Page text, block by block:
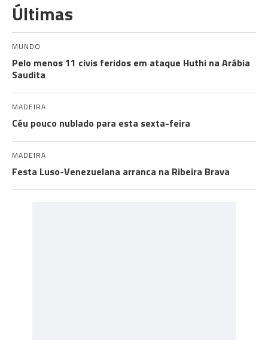
Últimas
MUNDO
Pelo menos 11 civis feridos em ataque Huthi na Arábia
Saudita
MADEIRA
Céu pouco nublado para esta sexta-feira
MADEIRA
Festa Luso-Venezuelana arranca na Ribeira Brava